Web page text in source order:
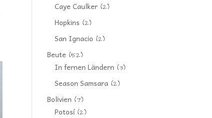
Caye Caulker (2)
Hopkins (2)
San Ignacio (2)
Beute (52)
In fernen Ländern (3)
Season Samsara (2)
Bolivien (7)
Potosí(2)